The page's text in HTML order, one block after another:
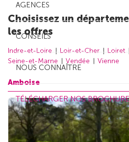
AGENCES
CONSEILS
NOUS CONNAÎTRE
TÉLÉCHARGER NOS
Choisissez un
les offres
Indre-et-Loire Loir-et-Cher Loiret
Seine-et-Marne
Vendée Vienne
Amboise